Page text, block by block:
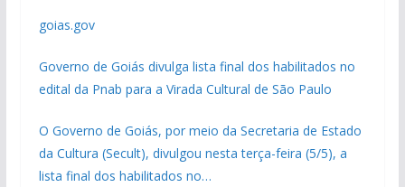
goias.gov
Governo de Goiás divulga lista final dos habilitados no
edital da Pnab para a Virada Cultural de São Paulo
O Governo de Goiás, por meio da Secretaria de Estado
da Cultura (Secult), divulgou nesta terça-feira (5/5), a
lista final dos habilitados no…